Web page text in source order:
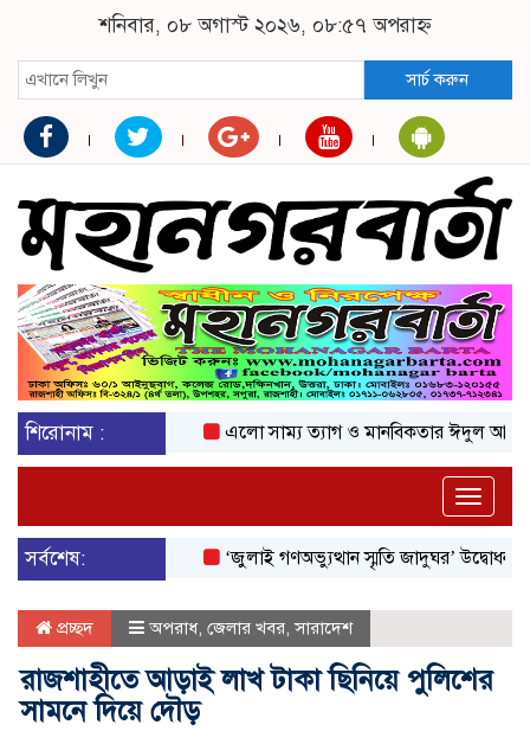
শনিবার, ০৮ অগাস্ট ২০২৬, ০৮:৫৭ অপরাহ্ন
সার্চ করুন
শিরোনাম : এলো সাম্য ত্যাগ ও মানবিকতার ঈদুল আজহা
Toggle
সর্বশেষ:
‘জুলাই গণঅভ্যুত্থান স্মৃতি জাদুঘর’ উদ্বোধন করলেন
প্রচ্ছদ অপরাধ, জেলার খবর,সারাদেশ
রাজশাহীতে আড়াই লাখ টাকা ছিনিয়ে পুলিশের
সামনে দিয়ে দৌড়